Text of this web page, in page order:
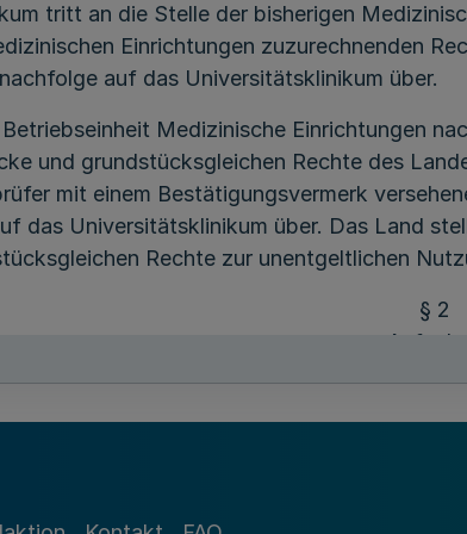
tritt an die Stelle der bisherigen
Einrichtungen zuzurechnenden
auf das Universitätsklinikum über.
Medizinische Einrichtungen
und grundstücksgleichen Rechte des
mit einem Bestätigungsvermerk
das Universitätsklinikum über. Das Land
Rechte zur unentgeltlichen
§ 2
einschließlich der